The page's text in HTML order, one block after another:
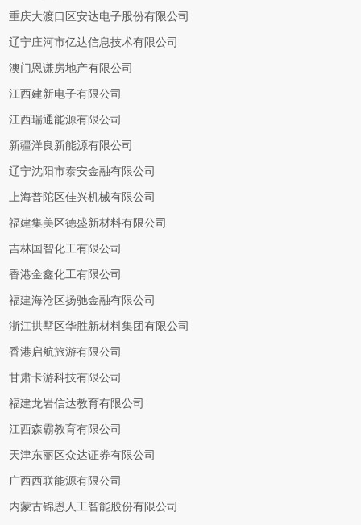
重庆大渡口区安达电子股份有限公司
辽宁庄河市亿达信息技术有限公司
澳门恩谦房地产有限公司
江西建新电子有限公司
江西瑞通能源有限公司
新疆洋良新能源有限公司
辽宁沈阳市泰安金融有限公司
上海普陀区佳兴机械有限公司
福建集美区德盛新材料有限公司
吉林国智化工有限公司
香港金鑫化工有限公司
福建海沧区扬驰金融有限公司
浙江拱墅区华胜新材料集团有限公司
香港启航旅游有限公司
甘肃卡游科技有限公司
福建龙岩信达教育有限公司
江西森霸教育有限公司
天津东丽区众达证券有限公司
广西西联能源有限公司
内蒙古锦恩人工智能股份有限公司